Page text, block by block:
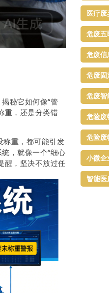
秘它如何像“管
重，还是分类错
称重，都可能引发
，就像一个“细心
醒，坚决不放过任
医疗
危废五
危废信
危废固
危废智
危险废
危险废
小微企
智能医